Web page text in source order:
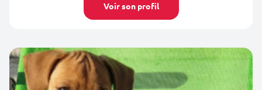
Voir son profil